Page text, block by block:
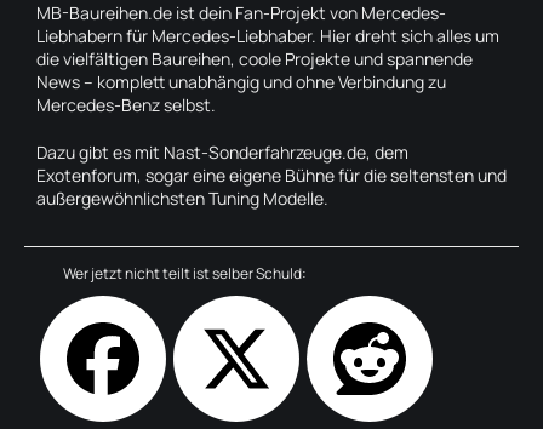
MB-Baureihen.de ist dein Fan-Projekt von Mercedes-
Liebhabern für Mercedes-Liebhaber. Hier dreht sich alles um
die vielfältigen Baureihen, coole Projekte und spannende
News – komplett unabhängig und ohne Verbindung zu
Mercedes-Benz selbst.
Dazu gibt es mit Nast-Sonderfahrzeuge.de, dem
Exotenforum, sogar eine eigene Bühne für die seltensten und
außergewöhnlichsten Tuning Modelle.
Wer jetzt nicht teilt ist selber Schuld: